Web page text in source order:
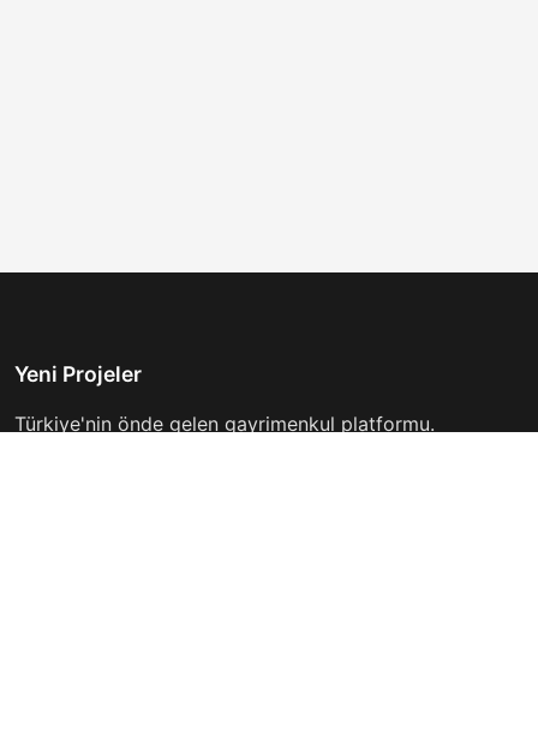
Yeni Projeler
Türkiye'nin önde gelen gayrimenkul platformu.